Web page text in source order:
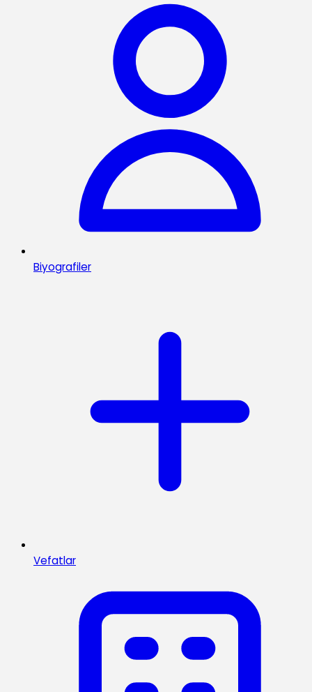
Biyografiler
Vefatlar